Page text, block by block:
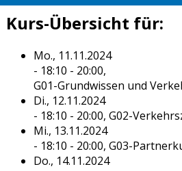
Kurs-Übersicht für:
Mo., 11.11.2024
- 18:10 - 20:00,
G01-Grundwissen und
Di., 12.11.2024
- 18:10 - 20:00, G02-
Mi., 13.11.2024
- 18:10 - 20:00, G03-
Do., 14.11.2024